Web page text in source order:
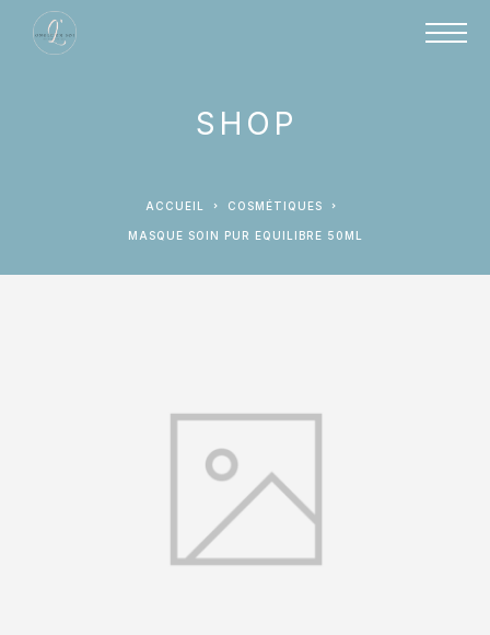
SHOP
ACCUEIL COSMÉTIQUES
MASQUE SOIN PUR EQUILIBRE 50ML